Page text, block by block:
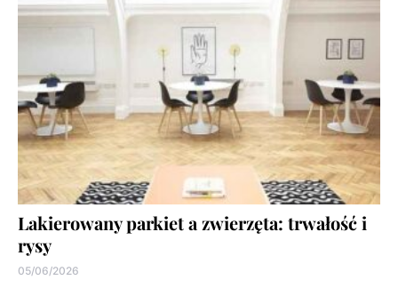
Lakierowany parkiet a zwierzęta: trwałość i
rysy
05/06/2026